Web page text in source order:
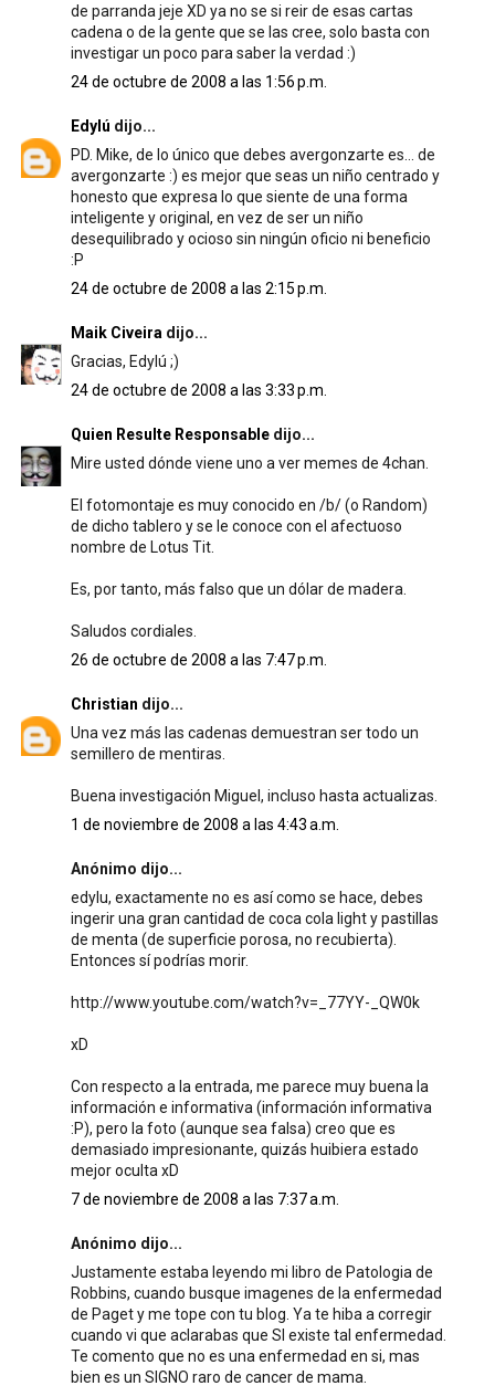
de parranda jeje XD ya no se si reir de esas cartas
cadena o de la gente que se las cree, solo basta con
investigar un poco para saber la verdad :)
24 de octubre de 2008 a las 1:56 p.m.
Edylú dijo...
PD. Mike, de lo único que debes avergonzarte es... de
avergonzarte :) es mejor que seas un niño centrado y
honesto que expresa lo que siente de una forma
inteligente y original, en vez de ser un niño
desequilibrado y ocioso sin ningún oficio ni beneficio
:P
24 de octubre de 2008 a las 2:15 p.m.
Maik Civeira dijo...
Gracias, Edylú ;)
24 de octubre de 2008 a las 3:33 p.m.
Quien Resulte Responsabledijo...
Mire usted dónde viene uno a ver memes de 4chan.
El fotomontaje es muy conocido en /b/ (o Random)
de dicho tablero y se le conoce con el afectuoso
nombre de Lotus Tit.
Es, por tanto, más falso que un dólar de madera.
Saludos cordiales.
26 de octubre de 2008 a las 7:47 p.m.
Christian dijo...
Una vez más las cadenas demuestran ser todo un
semillero de mentiras.
Buena investigación Miguel, incluso hasta actualizas.
1 de noviembre de 2008 a las 4:43 a.m.
Anónimo dijo...
edylu, exactamente no es así como se hace, debes
ingerir una gran cantidad de coca cola light y pastillas
de menta (de superficie porosa, no recubierta).
Entonces sí podrías morir.
http://www.youtube.com/watch?v=_77YY-_QW0k
xD
Con respecto a la entrada, me parece muy buena la
información e informativa (información informativa
:P), pero la foto (aunque sea falsa) creo que es
demasiado impresionante, quizás huibiera estado
mejor oculta xD
7 de noviembre de 2008 a las 7:37 a.m.
Anónimo dijo...
Justamente estaba leyendo mi libro de Patologia de
Robbins, cuando busque imagenes de la enfermedad
de Paget y me tope con tu blog. Ya te hiba a corregir
cuando vi que aclarabas que SI existe tal enfermedad.
Te comento que no es una enfermedad en si, mas
bien es un SIGNO raro de cancer de mama.